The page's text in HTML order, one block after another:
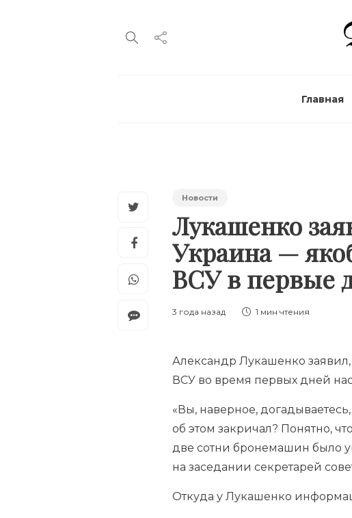
Главная
Новости
Лукашенко
Украина —
ВСУ в первые
3 года назад 1 мин чтения
Александр Лукашенко
ВСУ во время первых дней
«Вы, наверное,
об этом закричал? Понятно,
две сотни бронемашин было
на заседании секретарей
Откуда у Лукашенко